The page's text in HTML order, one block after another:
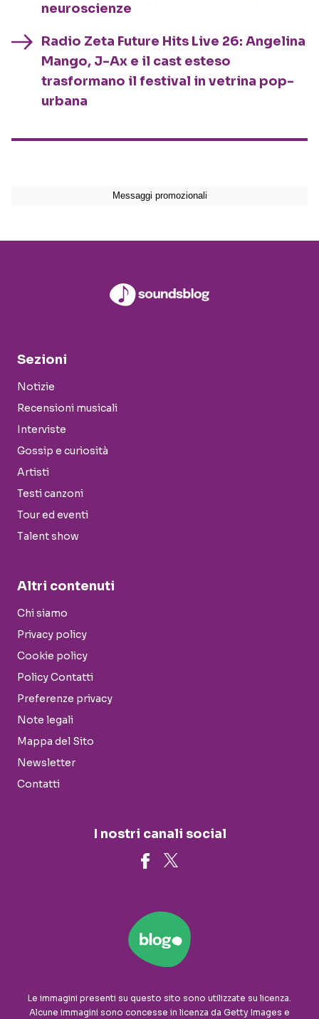
neuroscienze
Radio Zeta Future Hits Live 26: Angelina
Mango, J-Ax e il cast esteso
trasformano il festival in vetrina pop-
urbana
Sezioni
Notizie
Recensioni musicali
Interviste
Gossip e curiosità
Artisti
Testi canzoni
Tour ed eventi
Talent show
Altri contenuti
Chi siamo
Privacy policy
Cookie policy
Policy Contatti
Preferenze privacy
Note legali
Mappa del Sito
Newsletter
Contatti
I nostri canali social
Le immagini presenti su questo sito sono utilizzate su licenza.
Alcune immagini sono concesse in licenza da Getty Images e